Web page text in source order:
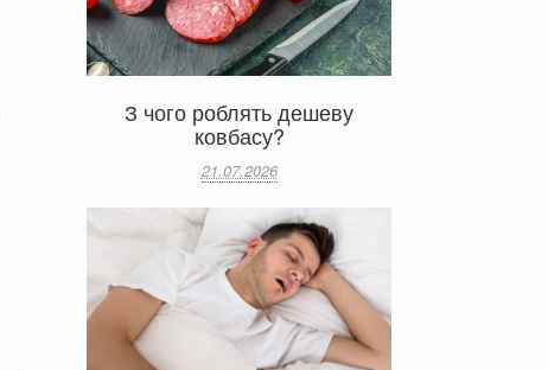
З чого роблять дешеву
ковбасу?
21.07.2026